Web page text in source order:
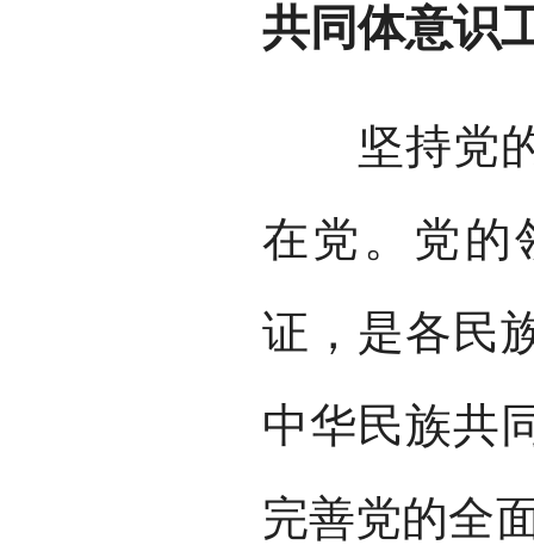
共同体意识
坚持党的
在党。党的
证，是各民
中华民族共
完善党的全